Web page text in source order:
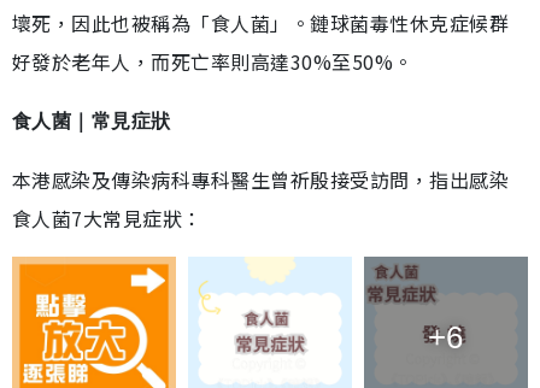
壞死，因此也被稱為「食人菌」。鏈球菌毒性休克症候群
好發於老年人，而死亡率則高達30%至50%。
食人菌｜常見症狀
本港感染及傳染病科專科醫生曾祈殷接受訪問，指出感染
食人菌7大常見症狀：
+6